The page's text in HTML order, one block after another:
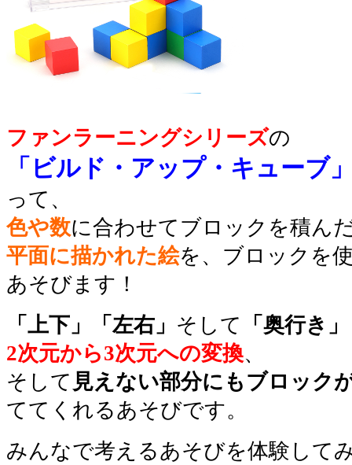
ファンラーニングシリーズの
「ビルド・アップ・キューブ
って、
色や数に合わせてブロックを積ん
平面に描かれた絵を、ブロックを
あそびます！
「上下」「左右」 そして 「奥行き」
2次元から3次元への変換、
そして 見えない部分にもブロック
ててくれるあそびです。
みんなで考えるあそびを体験して